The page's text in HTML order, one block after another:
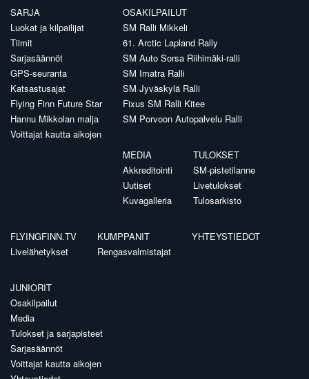
SARJA
Luokat ja kilpailijat
Tiimit
Sarjasäännöt
GPS-seuranta
Katsastusajat
Flying Finn Future Star
Hannu Mikkolan malja
Voittajat kautta aikojen
OSAKILPAILUT
SM Ralli Mikkeli
61. Arctic Lapland Rally
SM Auto Sorsa Riihimäki-ralli
SM Imatra Ralli
SM Jyväskylä Ralli
Fixus SM Ralli Kitee
SM Porvoon Autopalvelu Ralli
MEDIA
Akkreditointi
Uutiset
Kuvagalleria
TULOKSET
SM-pistetilanne
Livetulokset
Tulosarkisto
FLYINGFINN.TV
Livelähetykset
KUMPPANIT
Rengasvalmistajat
YHTEYSTIEDOT
JUNIORIT
Osakilpailut
Media
Tulokset ja sarjapisteet
Sarjasäännöt
Voittajat kautta aikojen